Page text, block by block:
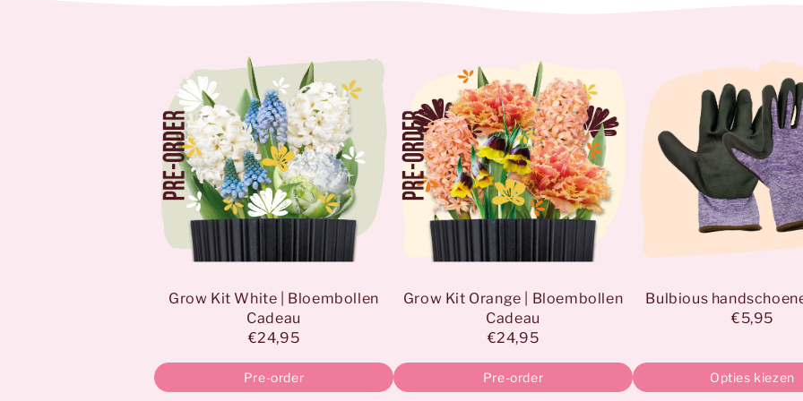
Grow Kit White | Bloembollen
Cadeau
€24,95
Pre-order
Grow Kit Orange | Bloembollen
Cadeau
€24,95
Pre-order
Bulbious
€5,95
Opties kiezen